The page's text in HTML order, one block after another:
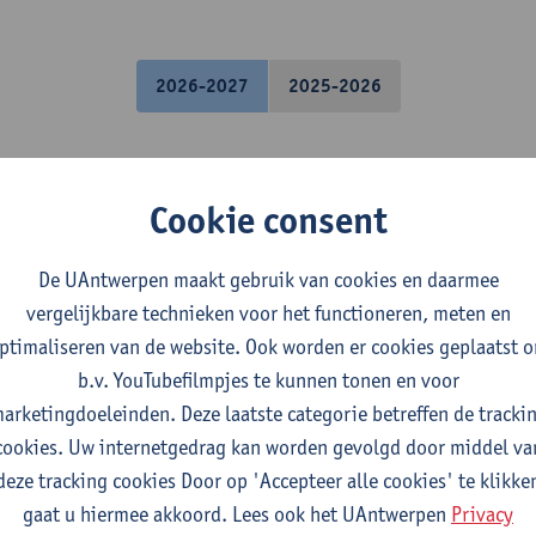
2026-2027 2025-2026
I
restauratie
II
restauratie
en Behandeling I
restauratie
Cookie consent
De UAntwerpen maakt gebruik van cookies en daarmee
vergelijkbare technieken voor het functioneren, meten en
van de website. Ook worden er cookies geplaatst
b.v. YouTubefilmpjes te kunnen tonen en voor
Deze laatste categorie betreffen de
Uw internetgedrag kan worden gevolgd door middel
tracking cookies Door op 'Accepteer alle cookies' te
gaat u hiermee akkoord. Lees ook het UAntwerpen Privacy